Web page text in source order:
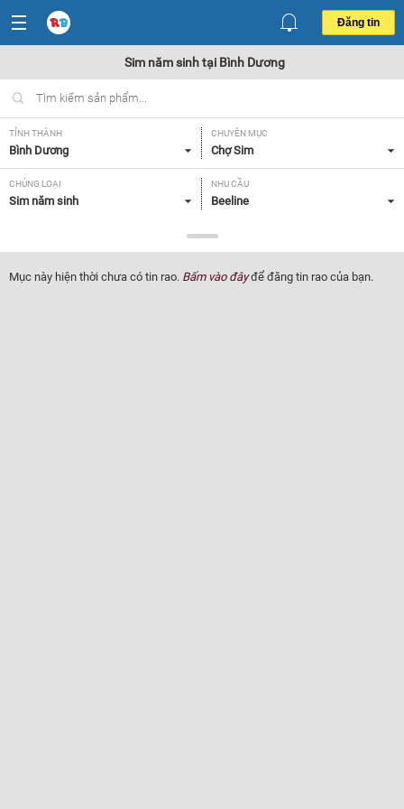
Đăng tin
Sim năm sinh tại Bình Dương
TỈNH THÀNH
Bình Dương
CHUYÊN MỤC
Chợ Sim
CHỦNG LOẠI
Sim năm sinh
NHU CẦU
Beeline
Giá < 1 triệu
Mục này hiện thời chưa có tin rao. Bấm vào đâyđể đăng tin rao của bạn.